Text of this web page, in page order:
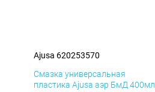
Ajusa 620253570
Смазка универсальная
пластика Ajusa аэр БмД 400мл